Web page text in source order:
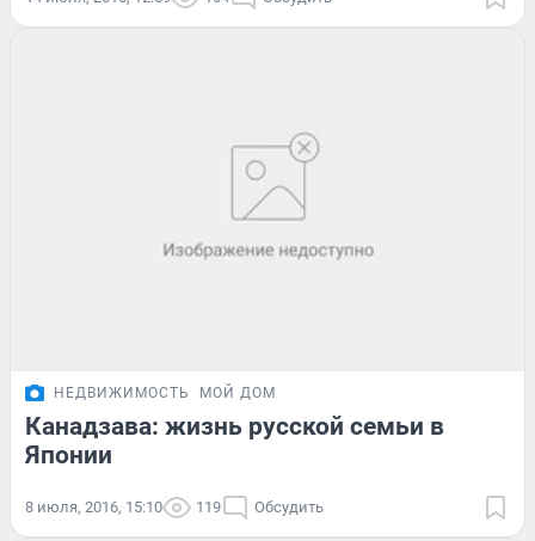
НЕДВИЖИМОСТЬ МОЙ ДОМ
Канадзава: жизнь русской семьи в
Японии
8 июля, 2016, 15:10 119 Обсудить